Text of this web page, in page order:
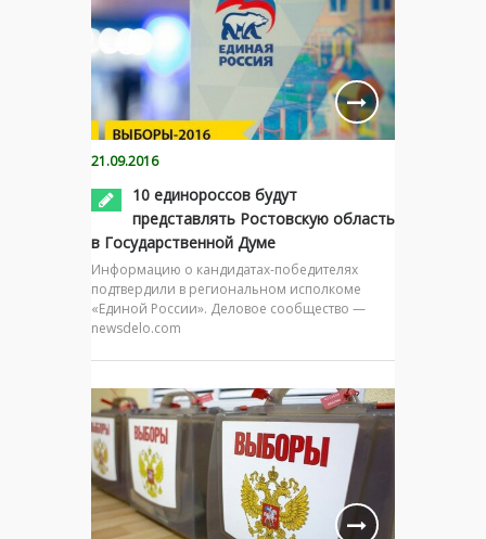
21.09.2016
10 единороссов будут
представлять Ростовскую область
в Государственной Думе
Информацию о кандидатах-победителях
подтвердили в региональном исполкоме
«Единой России». Деловое сообщество —
newsdelo.com